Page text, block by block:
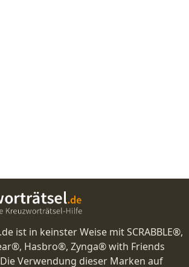
ist in keinster Weise mit SCRABBLE®,
Hasbro®, Zynga® with Friends
Verwendung dieser Marken auf